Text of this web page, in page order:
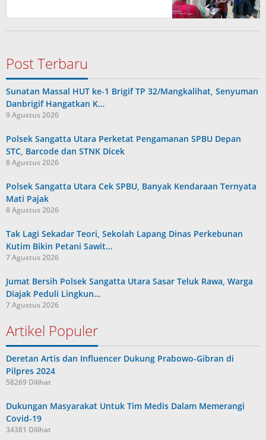
Post Terbaru
Sunatan Massal HUT ke-1 Brigif TP 32/Mangkalihat, Senyuman
Danbrigif Hangatkan K…
9 Agustus 2026
Polsek Sangatta Utara Perketat Pengamanan SPBU Depan
STC, Barcode dan STNK Dicek
8 Agustus 2026
Polsek Sangatta Utara Cek SPBU, Banyak Kendaraan Ternyata
Mati Pajak
8 Agustus 2026
Tak Lagi Sekadar Teori, Sekolah Lapang Dinas Perkebunan
Kutim Bikin Petani Sawit…
7 Agustus 2026
Jumat Bersih Polsek Sangatta Utara Sasar Teluk Rawa, Warga
Diajak Peduli Lingkun…
7 Agustus 2026
Artikel Populer
Deretan Artis dan Influencer Dukung Prabowo-Gibran di
Pilpres 2024
58269 Dilihat
Dukungan Masyarakat Untuk Tim Medis Dalam Memerangi
Covid-19
34381 Dilihat